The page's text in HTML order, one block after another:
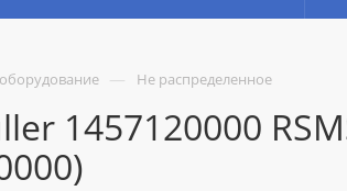
— Не распределенное
1457120000